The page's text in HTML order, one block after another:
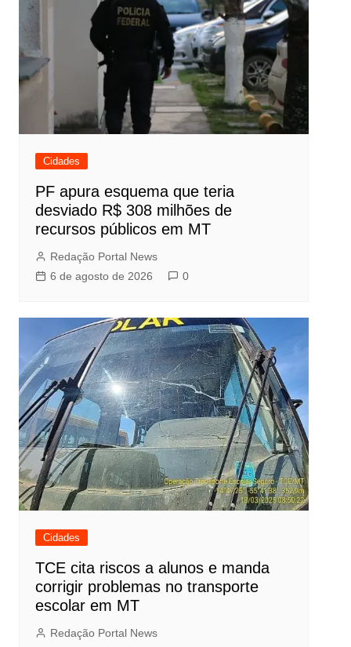
Cidades
PF apura esquema que teria
desviado R$ 308 milhões de
recursos públicos em MT
Redação Portal News
6 de agosto de 2026
0
Cidades
TCE cita riscos a alunos e manda
corrigir problemas no transporte
escolar em MT
Redação Portal News